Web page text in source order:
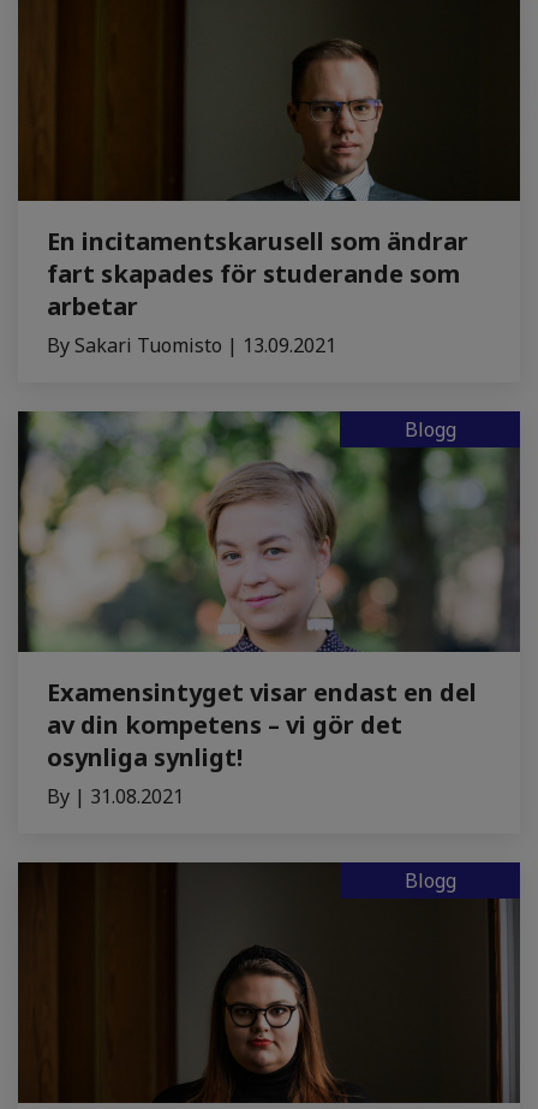
En incitamentskarusell som ändrar
fart skapades för studerande som
arbetar
By Sakari Tuomisto | 13.09.2021
Blogg
Examensintyget visar endast en del
av din kompetens – vi gör det
osynliga synligt!
By | 31.08.2021
Blogg